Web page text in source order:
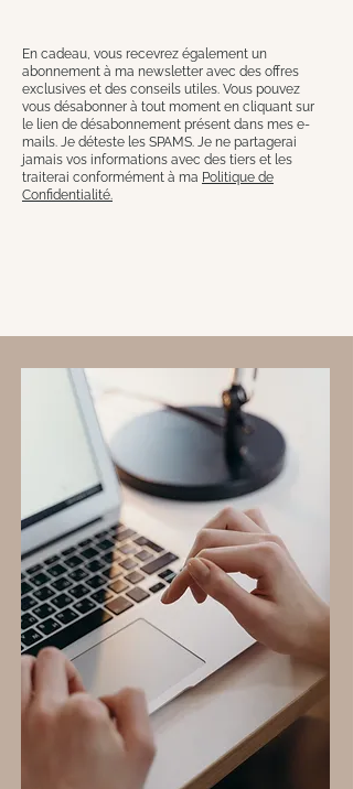
En cadeau, vous recevrez également un
abonnement à ma newsletter avec des offres
exclusives et des conseils utiles. Vous pouvez
vous désabonner à tout moment en cliquant sur
le lien de désabonnement présent dans mes e-
mails. Je déteste les SPAMS. Je ne partagerai
jamais vos informations avec des tiers et les
traiterai conformément à ma Politique de
Confidentialité.